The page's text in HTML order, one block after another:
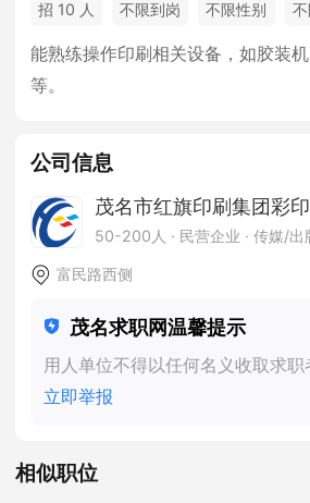
招 10 人 不限到岗 不限性别
能熟练操作印刷相关设备，如胶装
等。
公司信息
茂名市红旗印刷集团彩
50-200人 · 民营企业 · 传媒/出版
富民路西侧
茂名求职网温馨提示
用人单位不得以任何名义收取求职
立即举报
相似职位